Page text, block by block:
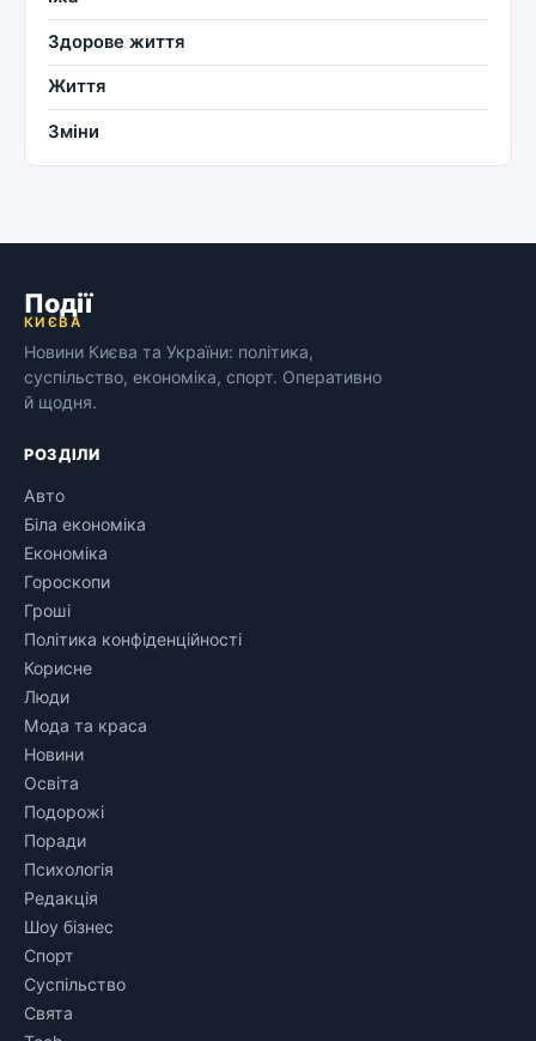
Здорове життя
Життя
Зміни
Події
КИЄВА
Новини Києва та України: політика,
суспільство, економіка, спорт. Оперативно
й щодня.
РОЗДІЛИ
Авто
Біла економіка
Економіка
Гороскопи
Гроші
Політика конфіденційності
Корисне
Люди
Мода та краса
Новини
Освіта
Подорожі
Поради
Психологія
Редакція
Шоу бізнес
Спорт
Суспільство
Свята